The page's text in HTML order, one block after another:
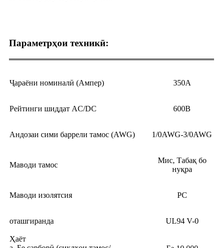
Параметрҳои техникӣ:
Ҷараёни номиналӣ (Ампер) 350А
Рейтинги шиддат AC/DC 600В
Андозаи сими баррели тамос (AWG) 1/0AWG-3/0AWG
Маводи тамос
Мис, Табақ бо
нуқра
Маводи изолятсия PC
оташгиранда UL94 V-0
Ҳаёт